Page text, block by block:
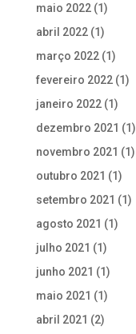
maio 2022(1)
abril 2022(1)
março 2022(1)
fevereiro 2022(1)
janeiro 2022(1)
dezembro 2021 (1)
novembro 2021 (1)
outubro 2021 (1)
setembro 2021 (1)
agosto 2021 (1)
julho 2021 (1)
junho 2021 (1)
maio 2021 (1)
abril 2021 (2)